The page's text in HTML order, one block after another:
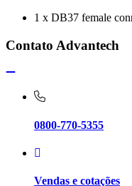
1 x DB37 female
Contato Advantech
0800-770-5355
Vendas e cotações